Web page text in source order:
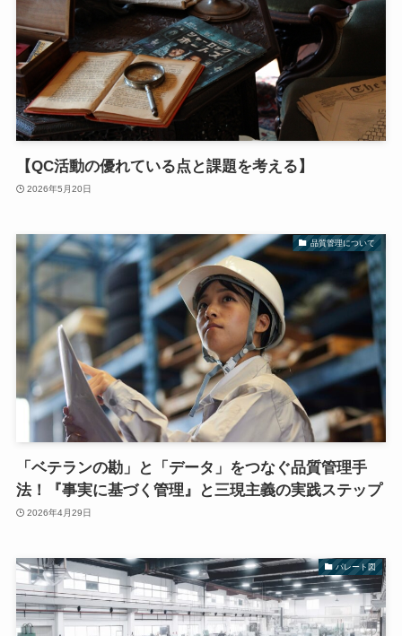
【QC活動の優れている点と課題を考える】
2026年5月20日
品質管理について
「ベテランの勘」と「データ」をつなぐ品質管理手
法！『事実に基づく管理』と三現主義の実践ステップ
2026年4月29日
パレート図